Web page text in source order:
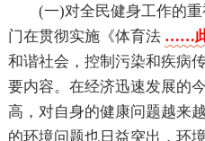
(一)对全民健身工作的
门在贯彻实施《体育法 ……
和谐社会，控制污染和疾病
要内容。在经济迅速发展的
高，对自身的健康问题越来
的环境问题也日益突出，环